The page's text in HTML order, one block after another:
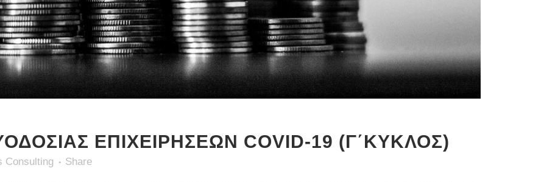
ΕΠΙΧΕΙΡΗΣΕΩΝ COVID-19 (Γ΄ΚΥΚΛΟΣ)
Consulting Share